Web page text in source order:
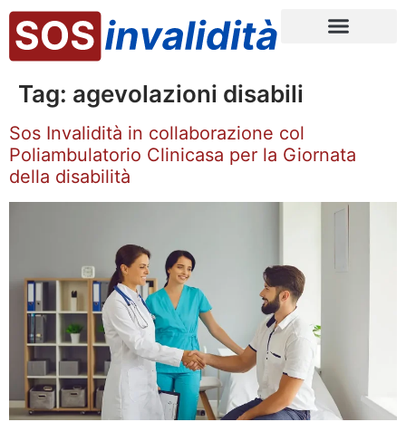
Tag: agevolazioni disabili
Sos Invalidità in collaborazione col
Poliambulatorio Clinicasa per la Giornata
della disabilità